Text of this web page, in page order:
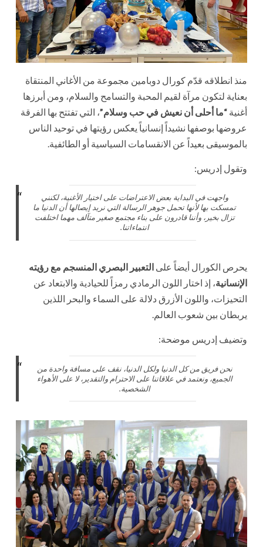
منذ انطلاقه قدّم كورال دوبامين مجموعة من الأغاني المنتقاة
بعناية لتكون مرآة لقيم المحبة والتسامح والسلام، ومن أبرزها
أغنية “ما أحلى أن نعيش في حب وسلام”، التي تفتتح بها الفرقة
عروضها بوصفها نشيداً إنسانياً يعكس رؤيتها في توحيد الناس
بالموسيقى بعيداً عن الانقسامات السياسية أو الطائفية.
وتقول إدريس:
واجهت في البداية بعض الاعتراضات على اختيار الأغنية، لكنني
تمسكت بها لأنها تحمل جوهر الرسالة التي نريد إيصالها أن الدنيا ما
تزال بخير، وأننا قادرون على بناء مجتمع صغير متآلف مهما اختلفت
انتماءاتنا.
يحرص الكورال أيضاً على التعبير البصري المنسجم مع رؤيته
الإنسانية، إذ اختار اللون الرمادي رمزاً للحيادية والابتعاد عن
التحيزات، واللون الأزرق دلالة على السماء والبحر اللذين
يربطان بين شعوب العالم.
وتضيف إدريس موضحة:
نحن فريق من كل الدنيا ولكل الدنيا، نقف على مسافة واحدة من
الجميع، ونعتمد في علاقاتنا على الاحترام والتقدير، لا على الأهواء
الشخصية.